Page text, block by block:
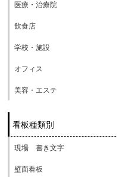
医療・治療院
飲食店
学校・施設
オフィス
美容・エステ
看板種類別
現場 書き文字
壁面看板